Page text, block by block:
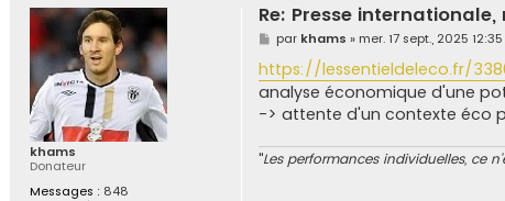
khams
Donateur
Messages : 848
Re: Presse
M
e
s
s
a
g
e
par khams » mer. 17 sept., 2025
https://lessentieldeleco.fr/
analyse économique d'une
-> attente d'un contexte éco
"Les performances individuelles, ce